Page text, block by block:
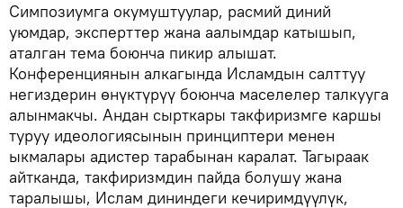
Симпозиумга окумуштуулар, расмий диний
уюмдар, эксперттер жана аалымдар катышып,
аталган тема боюнча пикир алышат.
Конференциянын алкагында Исламдын салттуу
негиздерин өнүктүрүү боюнча маселелер талкууга
алынмакчы. Андан сырткары такфиризмге каршы
туруу идеологиясынын принциптери менен
ыкмалары адистер тарабынан каралат. Тагыраак
айтканда, такфиризмдин пайда болушу жана
таралышы, Ислам дининдеги кечиримдүүлүк,